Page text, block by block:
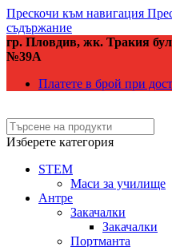
Прескочи към навигация
съдържание
гр. Пловдив, жк. Тракия
№39А
Платете в брой при
Изберете категория
STEM
Маси за училище
Антре
Закачалки
Закачалки
Портманта